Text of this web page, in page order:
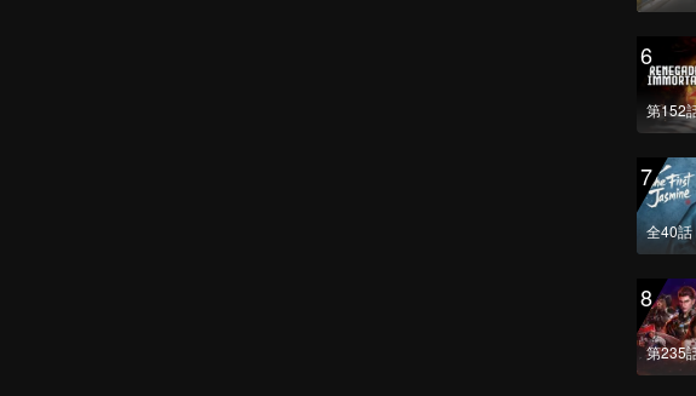
6
第152
7
全40話
8
第235